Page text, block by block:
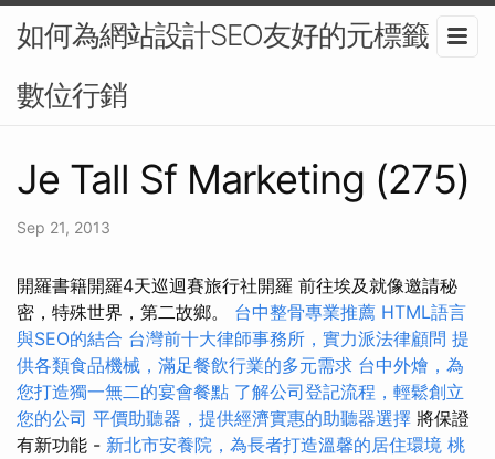
如何為網站設計SEO友好的元標籤？-
數位行銷
Je Tall Sf Marketing (275)
Sep 21, 2013
開羅書籍開羅4天巡迴賽旅行社開羅 前往埃及就像邀請秘
密，特殊世界，第二故鄉。 台中整骨專業推薦 HTML語言
與SEO的結合 台灣前十大律師事務所，實力派法律顧問 提
供各類食品機械，滿足餐飲行業的多元需求 台中外燴，為
您打造獨一無二的宴會餐點 了解公司登記流程，輕鬆創立
您的公司 平價助聽器，提供經濟實惠的助聽器選擇 將保證
有新功能 - 新北市安養院，為長者打造溫馨的居住環境 桃